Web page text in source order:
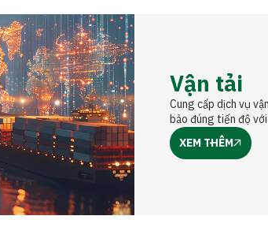
Vận tải
Cung cấp dịch vụ
bảo đúng tiến độ
XEM THÊM